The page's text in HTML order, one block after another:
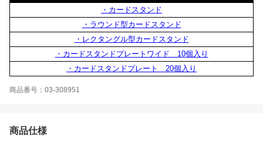
・カードスタンド
・ラウンド型カードスタンド
・レクタングル型カードスタンド
・カードスタンドプレートワイド 10個入り
・カードスタンドプレート 20個入り
商品番号：03-308951
商品仕様